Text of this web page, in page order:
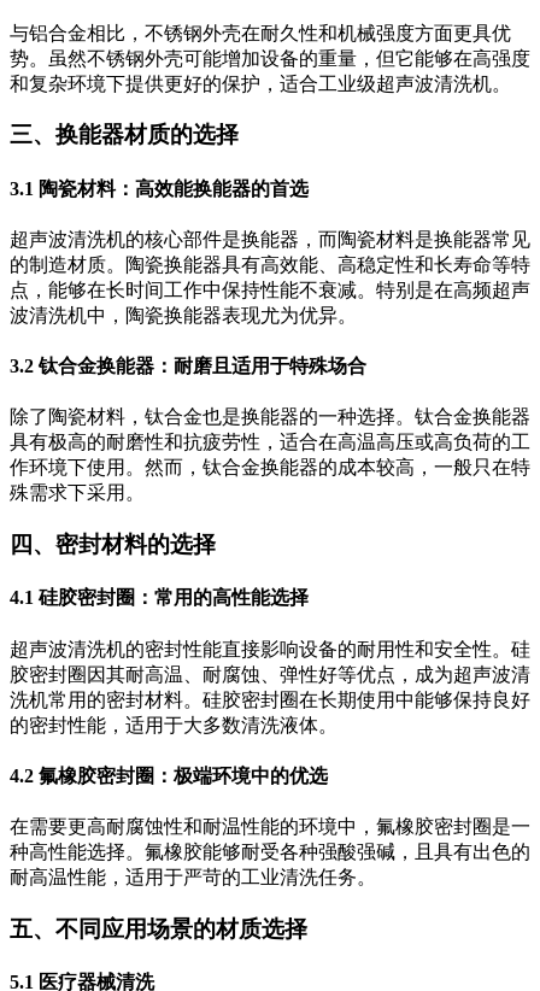
与铝合金相比，不锈钢外壳在耐久性和机械强度方面更具优
势。虽然不锈钢外壳可能增加设备的重量，但它能够在高强度
和复杂环境下提供更好的保护，适合工业级超声波清洗机。
三、换能器材质的选择
3.1 陶瓷材料：高效能换能器的首选
超声波清洗机的核心部件是换能器，而陶瓷材料是换能器常见
的制造材质。陶瓷换能器具有高效能、高稳定性和长寿命等特
点，能够在长时间工作中保持性能不衰减。特别是在高频超声
波清洗机中，陶瓷换能器表现尤为优异。
3.2 钛合金换能器：耐磨且适用于特殊场合
除了陶瓷材料，钛合金也是换能器的一种选择。钛合金换能器
具有极高的耐磨性和抗疲劳性，适合在高温高压或高负荷的工
作环境下使用。然而，钛合金换能器的成本较高，一般只在特
殊需求下采用。
四、密封材料的选择
4.1 硅胶密封圈：常用的高性能选择
超声波清洗机的密封性能直接影响设备的耐用性和安全性。硅
胶密封圈因其耐高温、耐腐蚀、弹性好等优点，成为超声波清
洗机常用的密封材料。硅胶密封圈在长期使用中能够保持良好
的密封性能，适用于大多数清洗液体。
4.2 氟橡胶密封圈：极端环境中的优选
在需要更高耐腐蚀性和耐温性能的环境中，氟橡胶密封圈是一
种高性能选择。氟橡胶能够耐受各种强酸强碱，且具有出色的
耐高温性能，适用于严苛的工业清洗任务。
五、不同应用场景的材质选择
5.1 医疗器械清洗